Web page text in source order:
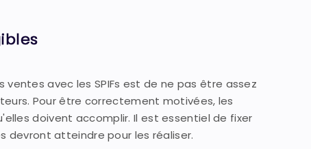
avec les SPIFs est de ne pas être assez
Pour être correctement motivées, les
doivent accomplir. Il est essentiel de fixer
devront atteindre pour les réaliser.